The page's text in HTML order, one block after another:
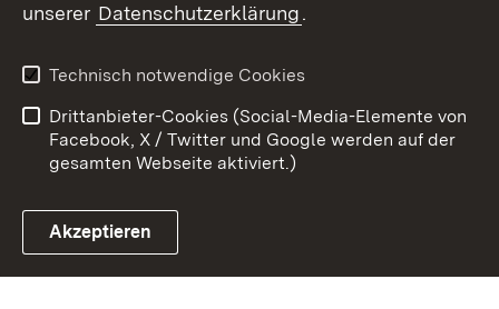
Link zum Landesportal
Barrierefreiheit
Benutzungshinweise
Impressum
Cookies
unserer Datenschutzerklärung.
Technisch notwendige Cookies
Drittanbieter-Cookies (Social-Media-Elemente von
Facebook, X / Twitter und Google werden auf der
gesamten Webseite aktiviert.)
Akzeptieren